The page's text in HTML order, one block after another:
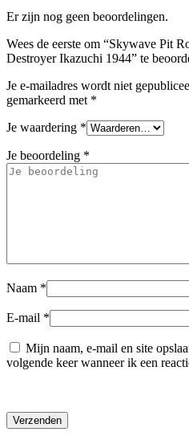
Er zijn nog geen beoordelingen.
Wees de eerste om “Skywave Pit
Destroyer Ikazuchi 1944” te
Je e-mailadres wordt niet
gemarkeerd met *
Je waardering *
Je beoordeling *
Naam *
E-mail *
Mijn naam, e-mail en site
volgende keer wanneer ik een